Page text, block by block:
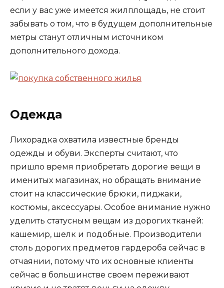
если у вас уже имеется жилплощадь, не стоит
забывать о том, что в будущем дополнительные
метры станут отличным источником
дополнительного дохода.
Одежда
Лихорадка охватила известные бренды
одежды и обуви. Эксперты считают, что
пришло время приобретать дорогие вещи в
именитых магазинах, но обращать внимание
стоит на классические брюки, пиджаки,
костюмы, аксессуары. Особое внимание нужно
уделить статусным вещам из дорогих тканей:
кашемир, шелк и подобные. Производители
столь дорогих предметов гардероба сейчас в
отчаянии, потому что их основные клиенты
сейчас в большинстве своем переживают